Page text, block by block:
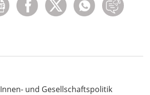
Innen- und Gesellschaftspolitik